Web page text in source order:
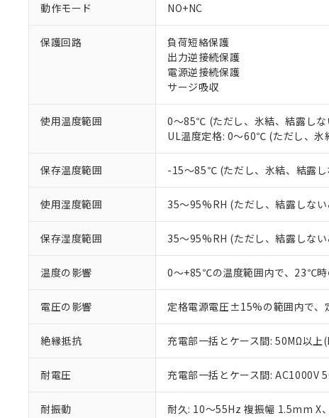
動作モード NO+NC
保護回路
負荷短絡保護
出力逆接続保護
電源逆接続保護
サージ吸収
使用温度範囲
0～85℃ (ただし、氷結、結露しな
UL温度定格: 0～60℃ (ただし、氷
保存温度範囲 -15～85℃ (ただし、氷結、結露し
使用湿度範囲 35～95%RH (ただし、結露しな
保存湿度範囲 35～95%RH (ただし、結露しな
温度の影響 0～+85℃の温度範囲内で、23℃
電圧の影響 定格電源電圧±15%の範囲内で
絶縁抵抗 充電部一括とケース間: 50MΩ以上
耐電圧 充電部一括とケース間: AC1000V
耐振動 耐久: 10～55Hz 複振幅 1.5mm X
本サービスは
い。
正式な納期状
当社販売員に
オムロン制御
す。
マイパーツ機
ている必要があ
お客様が当ウ
が、当社の製
※当社の共同利
いる法人を指し
*EU RoHS指令（10物質）
鉛(Pb) 1000ppm以下、 水
六価クロム(Cr(Ⅵ))
フタル酸ビス(2-エチルヘ
ル（DBP） 1000ppm以下
但し、RoHS指令で産業用
※2 対応予定月
部品在庫の切り替え
※3 非含有証明書
下記の非含有証明書
※本証明書は発行日
また、RoHS指令の
混在することから備
既に当社にて対応品
り割愛しております
「×」：最大均質材
「－」：未確認です
*中国RoHS10物質の基準値
Pb(鉛) :1000ppm、 Hg(水
※2 環境保護使用
「ｅ」：有害物質（
味します。
「－」：未確認です
当社は、これ
当社は貴社製
置等に一切使用
当社は、貴社
たしません。
△ 一定数に
－
在庫なし(
白